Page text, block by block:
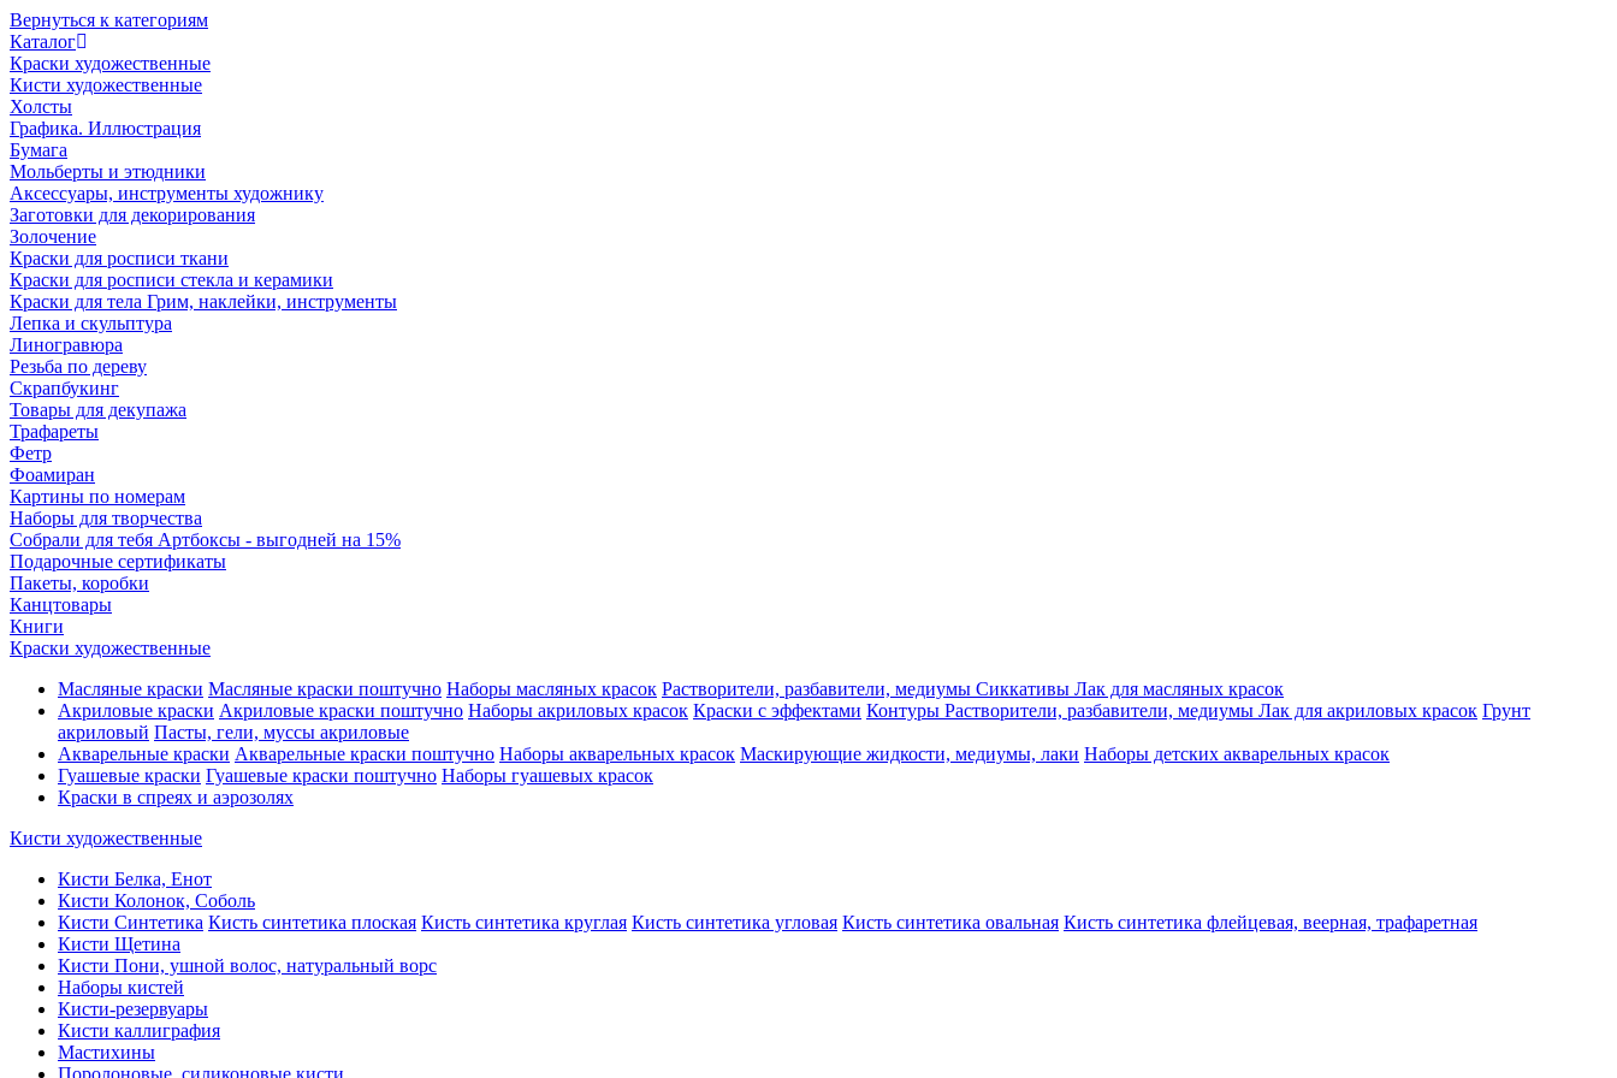
Вернуться к категориям
Каталог
Краски художественные
Кисти художественные
Холсты
Графика. Иллюстрация
Бумага
Мольберты и этюдники
Аксессуары, инструменты художнику
Заготовки для декорирования
Золочение
Краски для росписи ткани
Краски для росписи стекла и керамики
Краски для тела Грим, наклейки, инструменты
Лепка и скульптура
Линогравюра
Резьба по дереву
Скрапбукинг
Товары для декупажа
Трафареты
Фетр
Фоамиран
Картины по номерам
Наборы для творчества
Собрали для тебя Артбоксы - выгодней на 15%
Подарочные сертификаты
Пакеты, коробки
Канцтовары
Книги
Краски художественные
Масляные краски Масляные краски поштучно Наборы масляных красок Растворители, разбавители, медиумы Сиккативы Лак для масляных красок
Акриловые краски Акриловые краски поштучно Наборы акриловых красок Краски с эффектами Контуры Растворители, разбавители, медиумы Лак для акриловых красок Грунт
акриловый Пасты, гели, муссы акриловые
Акварельные краски Акварельные краски поштучно Наборы акварельных красок Маскирующие жидкости, медиумы, лаки Наборы детских акварельных красок
Гуашевые краски Гуашевые краски поштучно Наборы гуашевых красок
Краски в спреях и аэрозолях
Кисти художественные
Кисти Белка, Енот
Кисти Колонок, Соболь
Кисти Синтетика Кисть синтетика плоская Кисть синтетика круглая Кисть синтетика угловая Кисть синтетика овальная Кисть синтетика флейцевая, веерная, трафаретная
Кисти Щетина
Кисти Пони, ушной волос, натуральный ворс
Наборы кистей
Кисти-резервуары
Кисти каллиграфия
Мастихины
Поролоновые, силиконовые кисти